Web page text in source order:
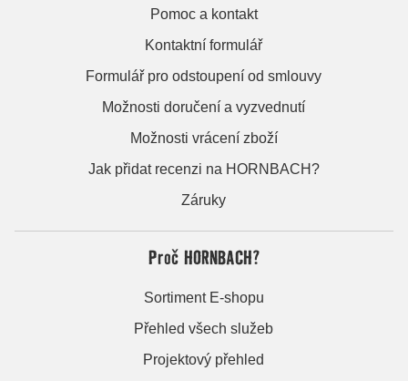
Pomoc a kontakt
Kontaktní formulář
Formulář pro odstoupení od smlouvy
Možnosti doručení a vyzvednutí
Možnosti vrácení zboží
Jak přidat recenzi na HORNBACH?
Záruky
Proč HORNBACH?
Sortiment E-shopu
Přehled všech služeb
Projektový přehled